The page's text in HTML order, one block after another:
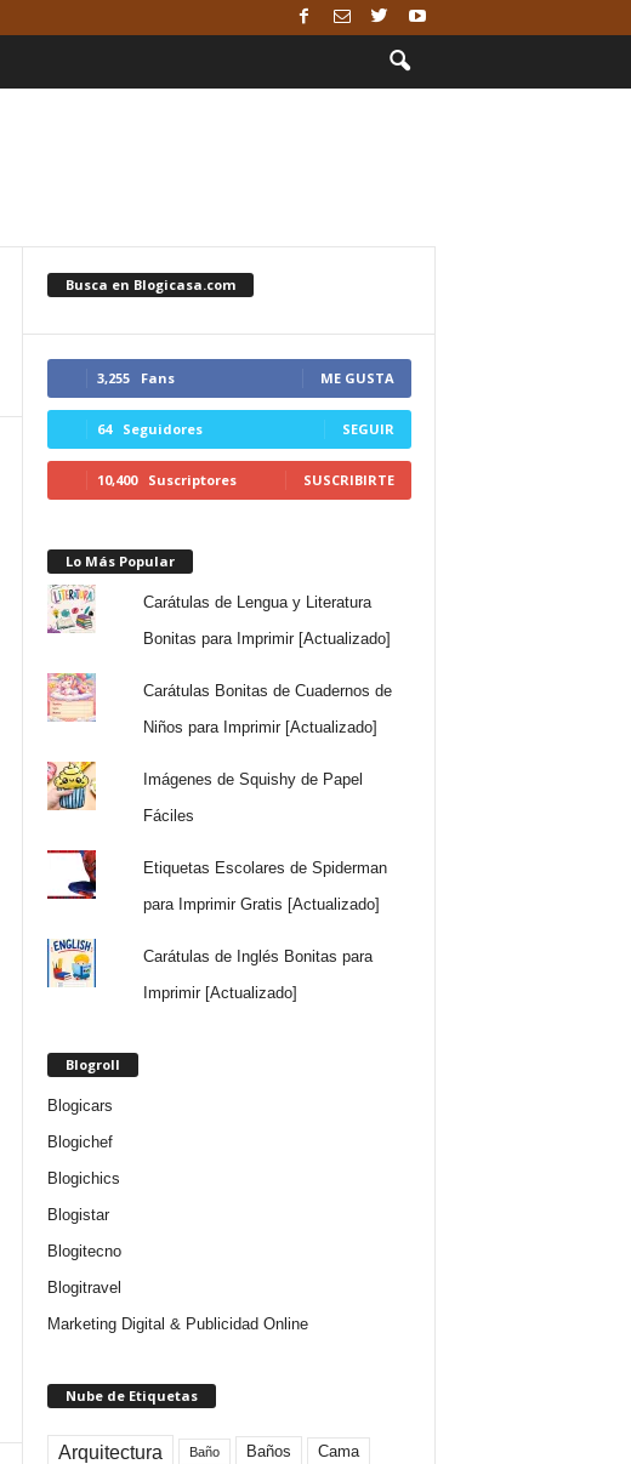
Busca en Blogicasa.com
3,255 Fans ME GUSTA
64 Seguidores SEGUIR
10,400 Suscriptores SUSCRIBIRTE
Lo Más Popular
Carátulas de Lengua y Literatura
Bonitas para Imprimir [Actualizado]
Carátulas Bonitas de Cuadernos de
Niños para Imprimir [Actualizado]
Imágenes de Squishy de Papel
Fáciles
Etiquetas Escolares de Spiderman
para Imprimir Gratis [Actualizado]
Carátulas de Inglés Bonitas para
Imprimir [Actualizado]
Blogroll
Blogicars
Blogichef
Blogichics
Blogistar
Blogitecno
Blogitravel
Marketing Digital & Publicidad Online
Nube de Etiquetas
Arquitectura Baño Baños Cama